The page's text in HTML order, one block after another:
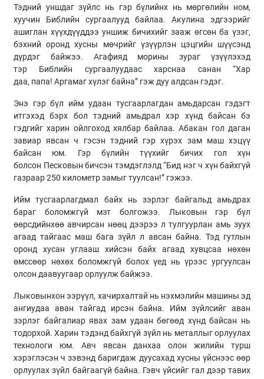
Тэдний уншдаг зүйлс нь гэр бүлийнх нь мөргөлийн ном,
хуучин Библийн сургаалууд байлаа. Акулина эдгээрийг
ашиглан хүүхдүүддээ уншиж бичихийг зааж өгсөн ба үзэг,
бэхний оронд хусны мөчрийг үзүүрлэн цэцгийн шүүсэнд
дүрдэг байжээ. Агафияд морины зураг үзүүлэхэд
тэр Библийн сургаалуудаас харснаа санан “Хар
даа, папа! Аргамаг хүлэг байна” гэж дуу алдсан гэдэг.
Энэ гэр бүл ийм удаан тусгаарлагдан амьдарсан гэдэгт
итгэхэд бэрх бол тэдний амьдралхэр хүнд байсан бэ
гэдгийг харин ойлгоход хялбар байлаа.Абакан гол даган
завиар явсан ч гэсэн тэдний гэр хүрэх зам маш хэцүү
байсан юм. Гэр бүлийн түүхийг бичих гол хүн
болсон Песковын бичсэн тэмдэглэлд “Бид нэг ч хүн байхгүй
газраар 250 километр замыг туулсан!” гэжээ.
Ийм тусгаарлагдмал байх нь зэрлэг байгальд амьдрах
бараг боломжгүй мэт болгожээ. Лыковын гэр бүл
өөрсдийнхөө авчирсан нөөц дээрээ л тулгуурлан амь зуух
агаад тайгаас маш бага зүйл л авсан байна. Тэд гутлын
оронд хусан углааш хийсэн байх агаад хувцсаа нөхөн
өмссөөр нөхөх боломжгүй болох үед нь үрээс ургуулсан
олсон даавуугаар орлуулж байжээ.
Лыковынхон ээрүүл, хачирхалтай нь нэхмэлийн машины эд
ангиудаа аван тайгад ирсэн байна. Ийм зүйлсийг аван
зэрлэг байгалиар явах зам удаан бөгөөд хүнд байсан нь
тодорхой. Харин тэдэнд байхгүй зүйл нь металлыг орлуулах
технологи юм. Авч явсан данхаа олон жилийн турш
хэрэглэсэн чзэвэнд баригдаж дуусахад хусны үйснээс өөр
орлуулах зүйл байгаагүй байна. Гэвч үйсийг гал дээр тавих